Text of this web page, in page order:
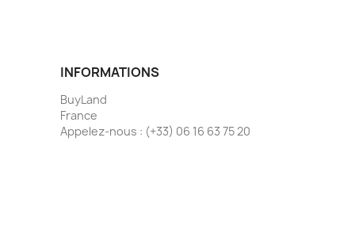
INFORMATIONS
BuyLand
France
Appelez-nous : (+33) 06 16 63 75 20